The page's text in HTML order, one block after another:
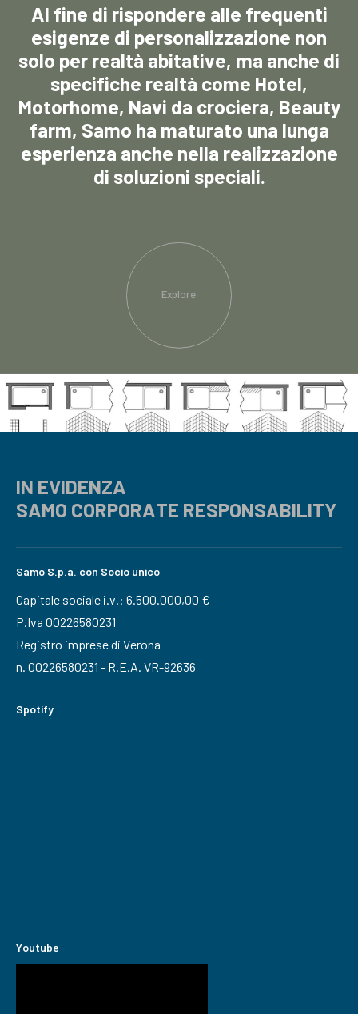
Al fine di rispondere alle frequenti
esigenze di personalizzazione non
solo per realtà abitative, ma anche di
specifiche realtà come Hotel,
Motorhome, Navi da crociera, Beauty
farm, Samo ha maturato una lunga
esperienza anche nella realizzazione
di soluzioni speciali.
Explore
IN EVIDENZA
SAMO CORPORATE RESPONSABILITY
Samo S.p.a. con Socio unico
Capitale sociale i.v.: 6.500.000,00 €
P.Iva 00226580231
Registro imprese di Verona
n. 00226580231 - R.E.A. VR-92636
Spotify
Youtube